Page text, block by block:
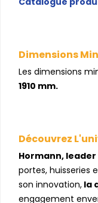
Dimensions
Les dimensions
1910 mm.
Découvrez
Hormann,
portes, huisseries
son innovation, la
engagement